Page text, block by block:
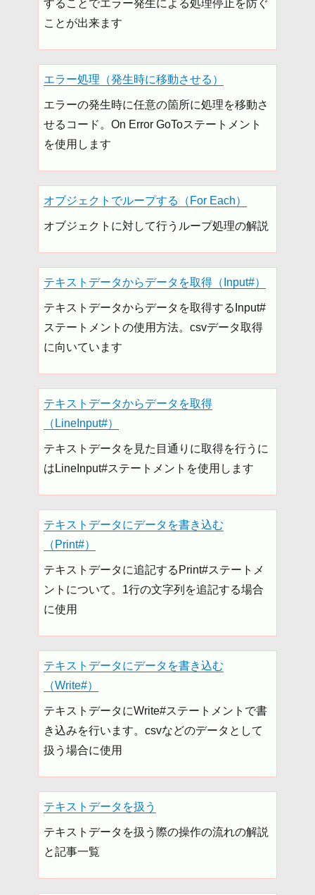
することでエラー発生による処理停止を防ぐ
ことが出来ます
エラー処理（発生時に移動させる）
エラーの発生時に任意の箇所に処理を移動さ
せるコード。On Error GoToステートメント
を使用します
オブジェクトでループする（For Each）
オブジェクトに対して行うループ処理の解説
テキストデータからデータを取得（Input#）
テキストデータからデータを取得するInput#
ステートメントの使用方法。csvデータ取得
に向いています
テキストデータからデータを取得
（LineInput#）
テキストデータを見た目通りに取得を行うに
はLineInput#ステートメントを使用します
テキストデータにデータを書き込む
（Print#）
テキストデータに追記するPrint#ステートメ
ントについて。1行の文字列を追記する場合
に使用
テキストデータにデータを書き込む
（Write#）
テキストデータにWrite#ステートメントで書
き込みを行います。csvなどのデータとして
扱う場合に使用
テキストデータを扱う
テキストデータを扱う際の操作の流れの解説
と記事一覧